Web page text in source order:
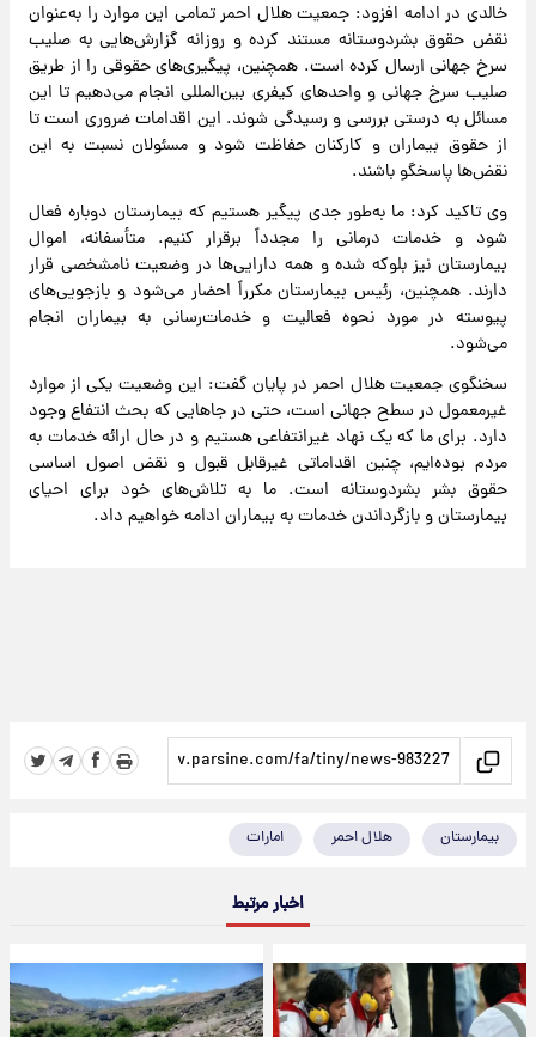
خالدی در ادامه افزود: جمعیت هلال احمر تمامی این موارد را به‌عنوان
نقض حقوق بشردوستانه مستند کرده و روزانه گزارش‌هایی به صلیب
سرخ جهانی ارسال کرده است. همچنین، پیگیری‌های حقوقی را از طریق
صلیب سرخ جهانی و واحدهای کیفری بین‌المللی انجام می‌دهیم تا این
مسائل به درستی بررسی و رسیدگی شوند. این اقدامات ضروری است تا
از حقوق بیماران و کارکنان حفاظت شود و مسئولان نسبت به این
نقض‌ها پاسخگو باشند.
وی تاکید کرد: ما به‌طور جدی پیگیر هستیم که بیمارستان دوباره فعال
شود و خدمات درمانی را مجدداً برقرار کنیم. متأسفانه، اموال
بیمارستان نیز بلوکه شده و همه دارایی‌ها در وضعیت نامشخصی قرار
دارند. همچنین، رئیس بیمارستان مکرراً احضار می‌شود و بازجویی‌های
پیوسته در مورد نحوه فعالیت و خدمات‌رسانی به بیماران انجام
می‌شود.
سخنگوی جمعیت هلال احمر در پایان گفت: این وضعیت یکی از موارد
غیرمعمول در سطح جهانی است، حتی در جاهایی که بحث انتفاع وجود
دارد. برای ما که یک نهاد غیرانتفاعی هستیم و در حال ارائه خدمات به
مردم بوده‌ایم، چنین اقداماتی غیرقابل قبول و نقض اصول اساسی
حقوق بشر بشردوستانه است. ما به تلاش‌های خود برای احیای
بیمارستان و بازگرداندن خدمات به بیماران ادامه خواهیم داد.
بیمارستان هلال احمر امارات
اخبار مرتبط